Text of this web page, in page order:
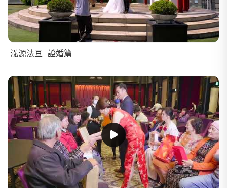
泓源法亘 證婚篇